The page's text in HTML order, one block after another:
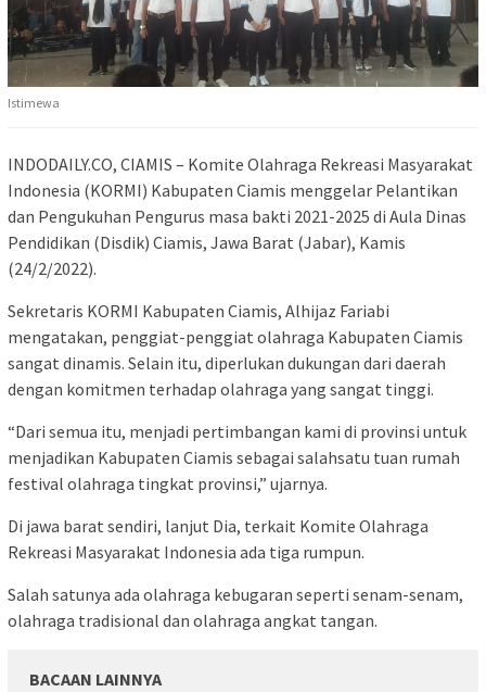
Istimewa
INDODAILY.CO, CIAMIS – Komite Olahraga Rekreasi Masyarakat
Indonesia (KORMI) Kabupaten Ciamis menggelar Pelantikan
dan Pengukuhan Pengurus masa bakti 2021-2025 di Aula Dinas
Pendidikan (Disdik) Ciamis, Jawa Barat (Jabar), Kamis
(24/2/2022).
Sekretaris KORMI Kabupaten Ciamis, Alhijaz Fariabi
mengatakan, penggiat-penggiat olahraga Kabupaten Ciamis
sangat dinamis. Selain itu, diperlukan dukungan dari daerah
dengan komitmen terhadap olahraga yang sangat tinggi.
“Dari semua itu, menjadi pertimbangan kami di provinsi untuk
menjadikan Kabupaten Ciamis sebagai salahsatu tuan rumah
festival olahraga tingkat provinsi,” ujarnya.
Di jawa barat sendiri, lanjut Dia, terkait Komite Olahraga
Rekreasi Masyarakat Indonesia ada tiga rumpun.
Salah satunya ada olahraga kebugaran seperti senam-senam,
olahraga tradisional dan olahraga angkat tangan.
BACAAN LAINNYA